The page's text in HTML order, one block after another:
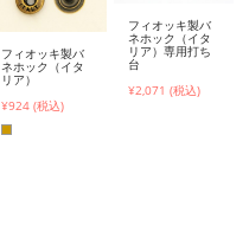
フィオッキ製バ
ネホック（イタ
リア）
¥924 (税込)
フィオッキ製バ
ネホック（イタ
リア）専用打ち
台
¥2,071 (税込)